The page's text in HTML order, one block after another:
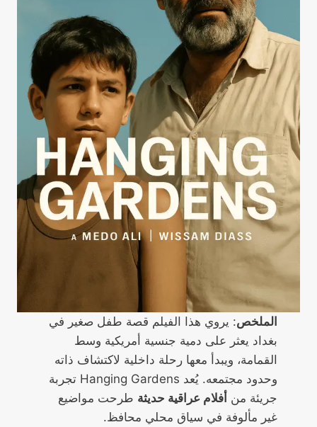
الملخص: يروي هذا الفيلم قصة طفل صغير في
بغداد يعثر على دمية جنسية أمريكية وسط
القمامة، ويبدأ معها رحلة داخلية لاكتشاف ذاته
وحدود مجتمعه. يُعد Hanging Gardens تجربة
جريئة من أفلام عراقية حديثة طرحت مواضيع
غير مألوفة في سياق محلي محافظ.